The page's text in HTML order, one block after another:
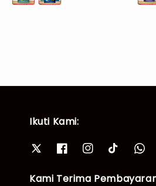
Ikuti Kami:
Kami Terima